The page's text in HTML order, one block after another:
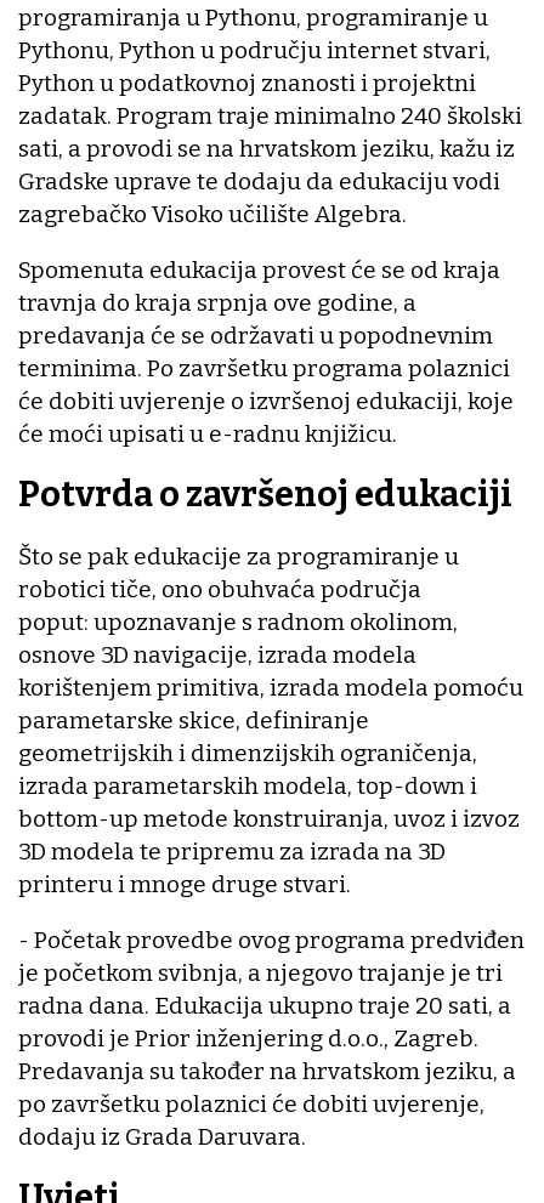
programiranja u Pythonu, programiranje u
Pythonu, Python u području internet stvari,
Python u podatkovnoj znanosti i projektni
zadatak. Program traje minimalno 240 školski
sati, a provodi se na hrvatskom jeziku, kažu iz
Gradske uprave te dodaju da edukaciju vodi
zagrebačko Visoko učilište Algebra.
Spomenuta edukacija provest će se od kraja
travnja do kraja srpnja ove godine, a
predavanja će se održavati u popodnevnim
terminima. Po završetku programa polaznici
će dobiti uvjerenje o izvršenoj edukaciji, koje
će moći upisati u e-radnu knjižicu.
Potvrda o završenoj edukaciji
Što se pak edukacije za programiranje u
robotici tiče, ono obuhvaća područja
poput: upoznavanje s radnom okolinom,
osnove 3D navigacije, izrada modela
korištenjem primitiva, izrada modela pomoću
parametarske skice, definiranje
geometrijskih i dimenzijskih ograničenja,
izrada parametarskih modela, top-down i
bottom-up metode konstruiranja, uvoz i izvoz
3D modela te pripremu za izrada na 3D
printeru i mnoge druge stvari.
- Početak provedbe ovog programa predviđen
je početkom svibnja, a njegovo trajanje je tri
radna dana. Edukacija ukupno traje 20 sati, a
provodi je Prior inženjering d.o.o., Zagreb.
Predavanja su također na hrvatskom jeziku, a
po završetku polaznici će dobiti uvjerenje,
dodaju iz Grada Daruvara.